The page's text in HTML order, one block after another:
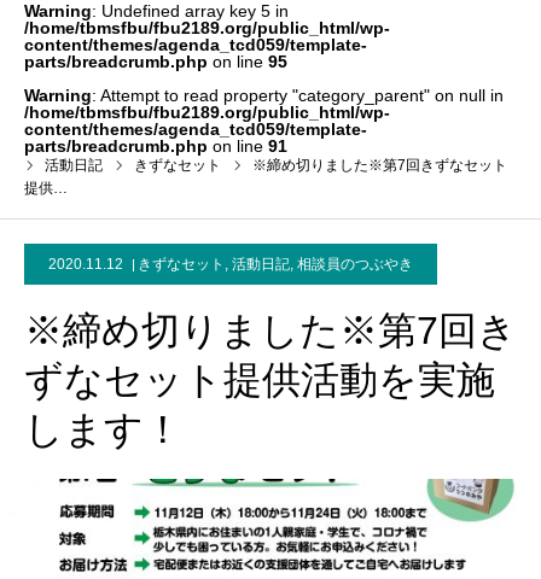
Warning: Undefined array key 5 in
/home/tbmsfbu/fbu2189.org/public_html/wp-
content/themes/agenda_tcd059/template-
parts/breadcrumb.php on line 95
Warning: Attempt to read property "category_parent" on null in
/home/tbmsfbu/fbu2189.org/public_html/wp-
content/themes/agenda_tcd059/template-
parts/breadcrumb.php on line 91
活動日記 きずなセット
※締め切りました※第7回きずなセット
提供…
2020.11.12 きずなセット , 活動日記, 相談員のつぶやき
※締め切りました※第7回き
ずなセット提供活動を実施
します！